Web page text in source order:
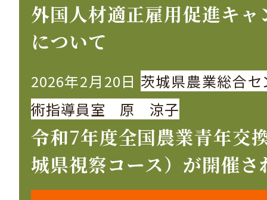
外国人材適正雇用促進キャ
について
2026年2月20日 茨城県農業総合セ
術指導員室 原 涼子
令和7年度全国農業青年交
城県視察コース）が開催さ